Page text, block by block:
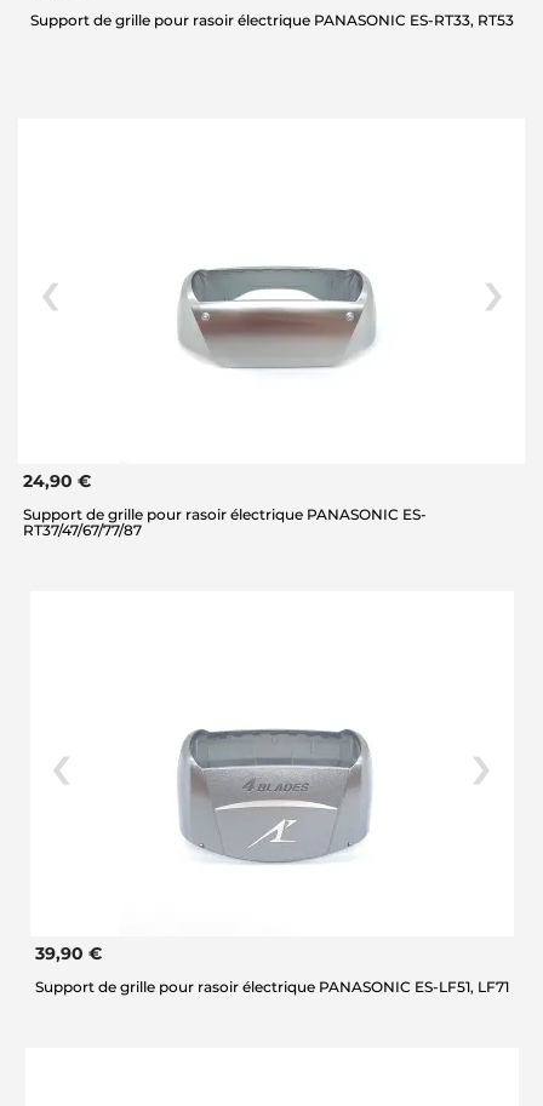
Support de grille pour rasoir électrique PANASONIC ES-RT33, RT53
24,90 €
Support de grille pour rasoir électrique PANASONIC ES-
RT37/47/67/77/87
39,90 €
Support de grille pour rasoir électrique PANASONIC ES-LF51, LF71